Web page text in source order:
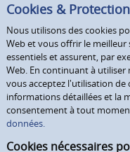
Cookies &
Nous utilisons des cookies
Web et vous offrir le
essentiels et assurent, par
Web. En continuant à
vous acceptez l'utilisation de
informations détaillées et la
consentement à tout
données.
Cookies nécessaires